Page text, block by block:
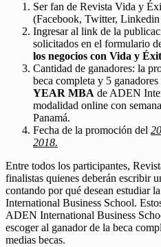
Ser fan de Revista Vida y
(Facebook, Twitter, Linkedin
Ingresar al link de la
solicitados en el formulario
los negocios con Vida y
Cantidad de ganadores: la
beca completa y 5
YEAR MBA de ADEN
modalidad online con
Panamá.
Fecha de la promoción del
2018.
Entre todos los participantes,
finalistas quienes deberán escribir
contando por qué desean estudiar
International Business School.
ADEN International Business
escoger al ganador de la beca
medias becas.